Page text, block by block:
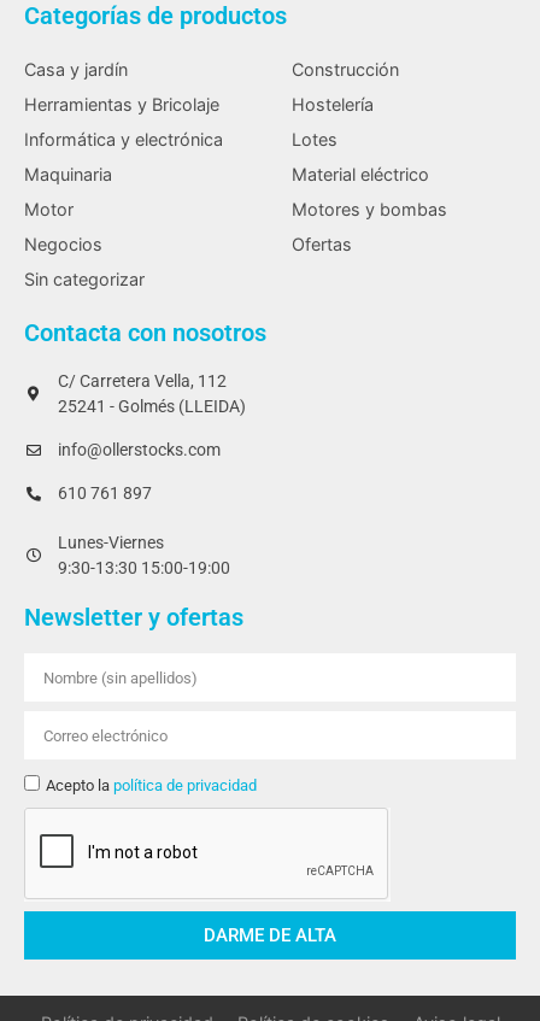
Categorías de productos
Casa y jardín
Construcción
Herramientas y Bricolaje
Hostelería
Informática y electrónica
Lotes
Maquinaria
Material eléctrico
Motor
Motores y bombas
Negocios
Ofertas
Sin categorizar
Contacta con nosotros
C/ Carretera Vella, 112
25241 - Golmés (LLEIDA)
info@ollerstocks.com
610 761 897
Lunes-Viernes
9:30-13:30 15:00-19:00
Newsletter y ofertas
Acepto la política de privacidad
DARME DE ALTA